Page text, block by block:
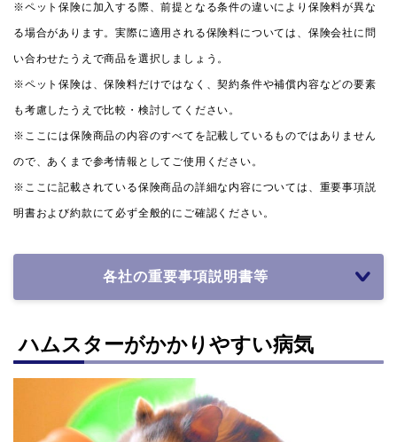
※ペット保険に加入する際、前提となる条件の違いにより保険料が異な
る場合があります。実際に適用される保険料については、保険会社に問
い合わせたうえで商品を選択しましょう。
※ペット保険は、保険料だけではなく、契約条件や補償内容などの要素
も考慮したうえで比較・検討してください。
※ここには保険商品の内容のすべてを記載しているものではありません
ので、あくまで参考情報としてご使用ください。
※ここに記載されている保険商品の詳細な内容については、重要事項説
明書および約款にて必ず全般的にご確認ください。
各社の重要事項説明書等
ハムスターがかかりやすい病気